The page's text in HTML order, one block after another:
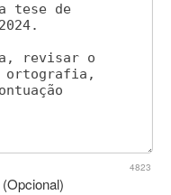
4823
(Opcional)